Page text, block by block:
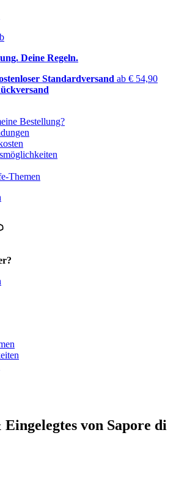
Deine Regeln.
Standardversand ab € 54,90
Bestellung?
Themen
von Sapore di